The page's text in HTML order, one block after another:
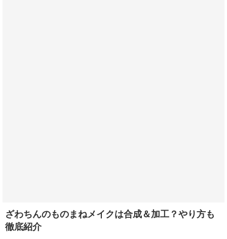
ざわちんのものまねメイクは合成＆加工？やり方も
徹底紹介